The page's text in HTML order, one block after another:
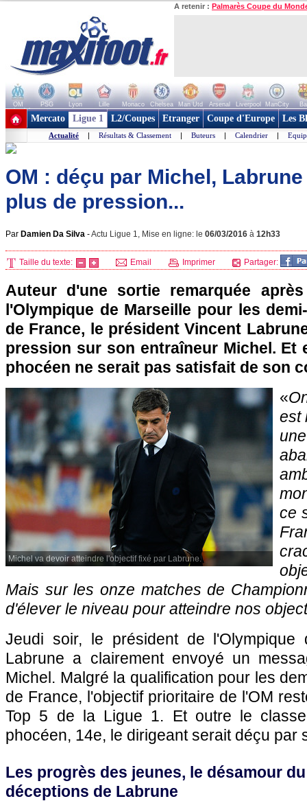
A retenir : Palmarès Coupe du
OM PSG Lyon Lille Monaco Chelsea Man Utd Arsenal Liverpool ManCity
+ de clubs
Mercato Ligue 1 L2/Coupes Etranger Coupe d'Europe Les
Actualité | Résultats & Classement | Buteurs | Calendrier |
OM : déçu par Michel,
plus de pression...
Par Damien Da Silva -Actu Ligue 1, Mise en ligne: le 06/03/2016 à 12h33
Taille du texte: Email Imprimer Partager:
Auteur d'une sortie remarquée
l'Olympique de Marseille pour les
de France, le président Vincent
pression sur son entraîneur Michel. Et
phocéen ne serait pas satisfait de son
Michel va devoir atteindre l'objectif fixé par Labrune.
«
est
ce
Mais sur les onze matches de
d'élever le niveau pour atteindre nos
Jeudi soir, le président de l'Olympique
Labrune a clairement envoyé un
Michel. Malgré la qualification pour les
de France, l'objectif prioritaire de l'OM
Top 5 de la Ligue 1. Et outre le
phocéen, 14e, le dirigeant serait déçu par
Les progrès des jeunes, le désamour
déceptions de Labrune